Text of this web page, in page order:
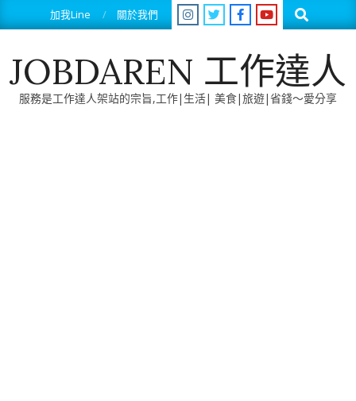
to
加我Line 關於我們 Search
JOBDAREN 工作達人
服務是工作達人架站的宗旨,工作|生活| 美食|旅遊|省錢～愛分享